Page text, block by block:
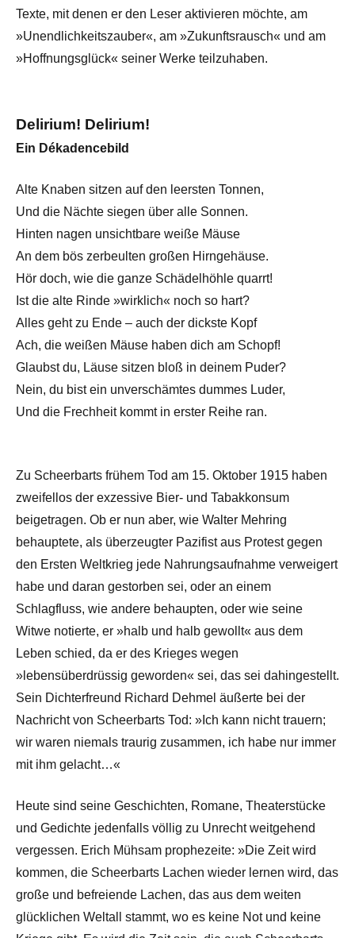
Texte, mit denen er den Leser aktivieren möchte, am
»Unendlichkeitszauber«, am »Zukunftsrausch« und am
»Hoffnungsglück« seiner Werke teilzuhaben.
Delirium! Delirium!
Ein Dékadencebild
Alte Knaben sitzen auf den leersten Tonnen,
Und die Nächte siegen über alle Sonnen.
Hinten nagen unsichtbare weiße Mäuse
An dem bös zerbeulten großen Hirngehäuse.
Hör doch, wie die ganze Schädelhöhle quarrt!
Ist die alte Rinde »wirklich« noch so hart?
Alles geht zu Ende – auch der dickste Kopf
Ach, die weißen Mäuse haben dich am Schopf!
Glaubst du, Läuse sitzen bloß in deinem Puder?
Nein, du bist ein unverschämtes dummes Luder,
Und die Frechheit kommt in erster Reihe ran.
Zu Scheerbarts frühem Tod am 15. Oktober 1915 haben
zweifellos der exzessive Bier- und Tabakkonsum
beigetragen. Ob er nun aber, wie Walter Mehring
behauptete, als überzeugter Pazifist aus Protest gegen
den Ersten Weltkrieg jede Nahrungsaufnahme verweigert
habe und daran gestorben sei, oder an einem
Schlagfluss, wie andere behaupten, oder wie seine
Witwe notierte, er »halb und halb gewollt« aus dem
Leben schied, da er des Krieges wegen
»lebensüberdrüssig geworden« sei, das sei dahingestellt.
Sein Dichterfreund Richard Dehmel äußerte bei der
Nachricht von Scheerbarts Tod: »Ich kann nicht trauern;
wir waren niemals traurig zusammen, ich habe nur immer
mit ihm gelacht…«
Heute sind seine Geschichten, Romane, Theaterstücke
und Gedichte jedenfalls völlig zu Unrecht weitgehend
vergessen. Erich Mühsam prophezeite: »Die Zeit wird
kommen, die Scheerbarts Lachen wieder lernen wird, das
große und befreiende Lachen, das aus dem weiten
glücklichen Weltall stammt, wo es keine Not und keine